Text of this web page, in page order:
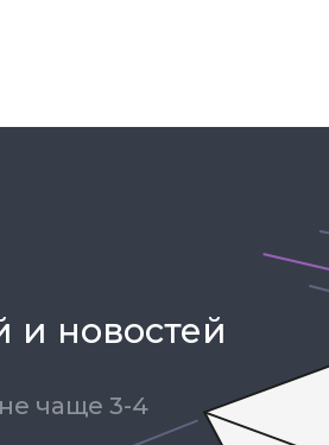
и новостей
чаще 3-4